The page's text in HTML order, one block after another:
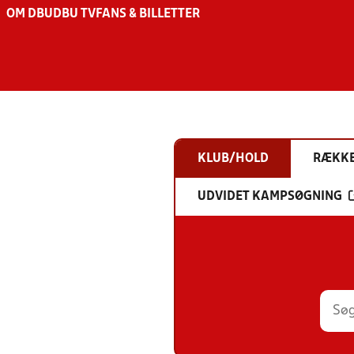
OM DBU DBU TV FANS & BILLETTER
KLUB/HOLD
UDVIDET KAMPSØGNING